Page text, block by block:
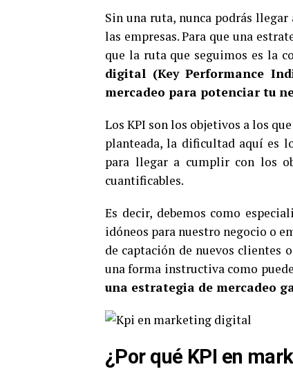
Sin una ruta, nunca podrás
las empresas. Para que una
que la ruta que seguimos es la
digital (Key Performance
mercadeo para potenciar tu
Los KPI son los objetivos a los
planteada, la dificultad aquí es
para llegar a cumplir con los
cuantificables.
Es decir, debemos como
idóneos para nuestro negocio o
de captación de nuevos clientes
una forma instructiva como
una estrategia de mercadeo
¿Por qué KPI en